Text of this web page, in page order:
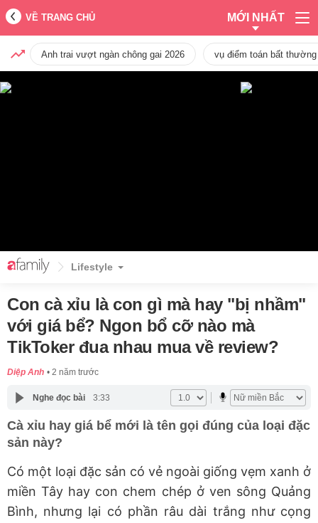
VỀ TRANG CHỦ MỚI NHẤT
Anh trai vượt ngàn chông gai 2026 vụ điểm toán bất
Lifestyle
Con cà xỉu là con gì mà hay "bị nhầm"
với giá bể? Ngon bổ cỡ nào mà
TikToker đua nhau mua về review?
Diệp Anh 2 năm trước
Nghe đọc bài 3:33
Cà xỉu hay giá bể mới là tên gọi đúng của loại đặc
sản này?
Có một loại đặc sản có vẻ ngoài giống vẹm xanh ở
miền Tây hay con chem chép ở ven sông Quảng
Bình, nhưng lại có phần râu dài trắng như cọng